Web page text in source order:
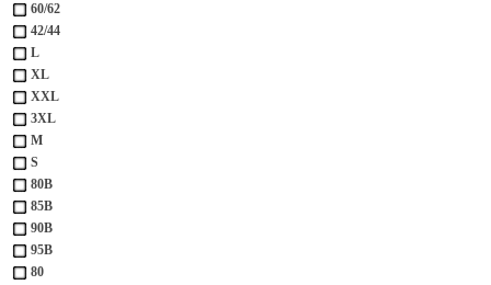
60/62
42/44
L
XL
XXL
3XL
М
S
80B
85B
90B
95B
80